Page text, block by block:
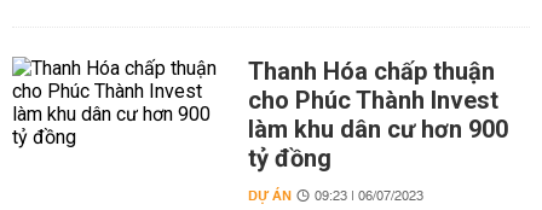
Thanh Hóa chấp thuận
cho Phúc Thành Invest
làm khu dân cư hơn 900
tỷ đồng
DỰ ÁN 09:23 | 06/07/2023